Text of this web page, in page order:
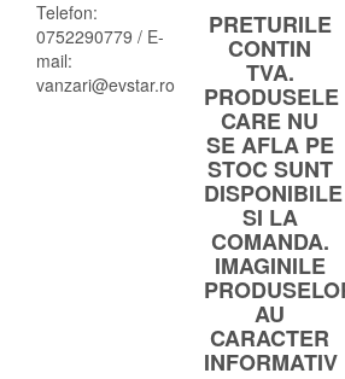
content
Telefon:
0752290779 / E-
mail:
vanzari@evstar.ro
PRETURILE
CONTIN
TVA.
PRODUSELE
CARE NU
SE AFLA PE
STOC SUNT
DISPONIBILE
SI LA
COMANDA.
IMAGINILE
AU
CARACTER
INFORMATIV